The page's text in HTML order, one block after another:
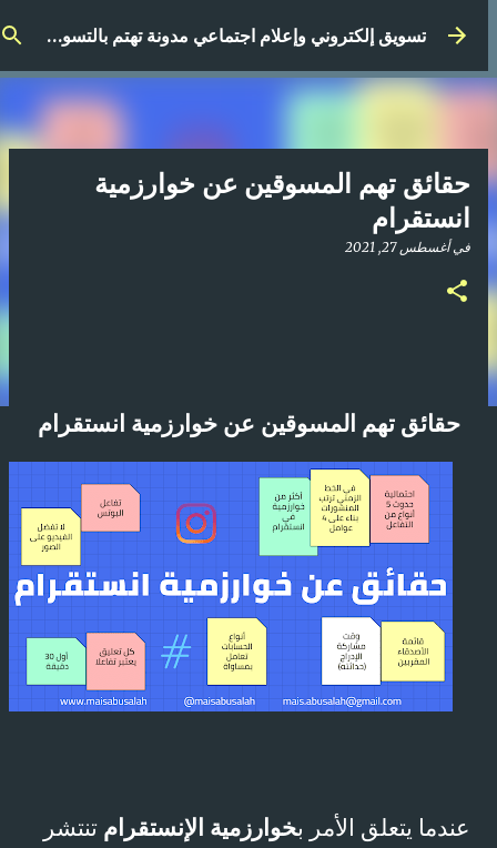
التخطي إلى المحتوى الرئيسي تسويق إلكتروني وإعلام اجتماعي مدونة تهتم بالتسويق الرقمي
حقائق تهم المسوقين عن خوارزمية
انستقرام
في أغسطس 27, 2021
حقائق تهم المسوقين عن خوارزمية انستقرام
عندما يتعلق الأمر ب خوارزمية الإنستقرامتنتشر